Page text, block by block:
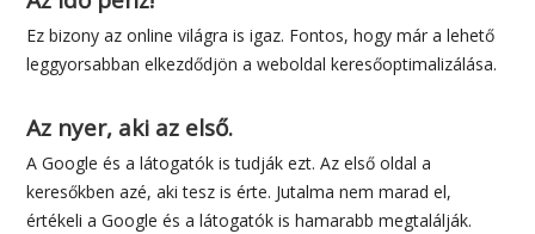
Ez bizony az online világra is igaz. Fontos, hogy már a lehető
leggyorsabban elkezdődjön a weboldal keresőoptimalizálása.
Az nyer, aki az első.
A Google és a látogatók is tudják ezt. Az első oldal a
keresőkben azé, aki tesz is érte. Jutalma nem marad el,
értékeli a Google és a látogatók is hamarabb megtalálják.